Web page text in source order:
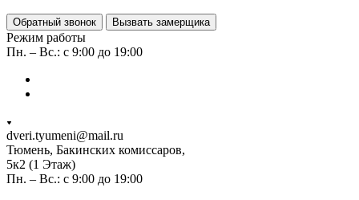
Обратный звонок Вызвать замерщика
Режим работы
Пн. – Вс.: с 9:00 до 19:00
dveri.tyumeni@mail.ru
Тюмень, Бакинских комиссаров,
5к2 (1 Этаж)
Пн. – Вс.: с 9:00 до 19:00